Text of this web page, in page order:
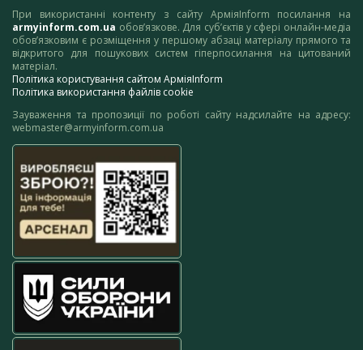
При використанні контенту з сайту АрміяInform посилання на
armyinform.com.ua обов’язкове. Для суб’єктів у сфері онлайн-медіа
обов’язковим є розміщення у першому абзаці матеріалу прямого та
відкритого для пошукових систем гіперпосилання на цитований
матеріал.
Політика користування сайтом АрміяInform
Політика використання файлів cookie
Зауваження та пропозиції по роботі сайту надсилайте на адресу:
webmaster@armyinform.com.ua